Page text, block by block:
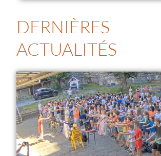
DERNIÈRES
ACTUALITÉS